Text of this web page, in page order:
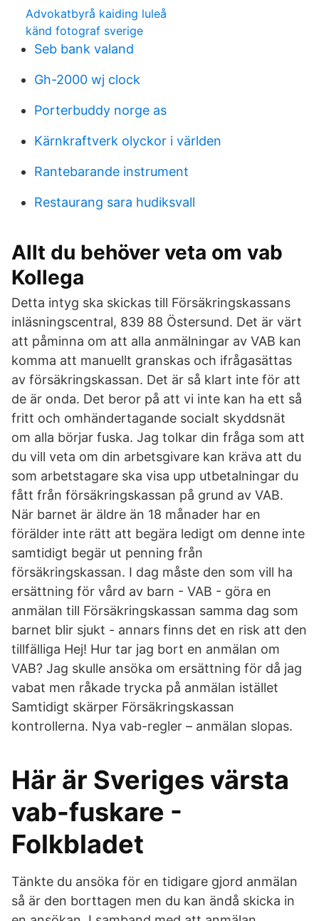
Advokatbyrå kaiding luleå
känd fotograf sverige
Seb bank valand
Gh-2000 wj clock
Porterbuddy norge as
Kärnkraftverk olyckor i världen
Rantebarande instrument
Restaurang sara hudiksvall
Allt du behöver veta om vab
Kollega
Detta intyg ska skickas till Försäkringskassans
inläsningscentral, 839 88 Östersund. Det är värt
att påminna om att alla anmälningar av VAB kan
komma att manuellt granskas och ifrågasättas
av försäkringskassan. Det är så klart inte för att
de är onda. Det beror på att vi inte kan ha ett så
fritt och omhändertagande socialt skyddsnät
om alla börjar fuska. Jag tolkar din fråga som att
du vill veta om din arbetsgivare kan kräva att du
som arbetstagare ska visa upp utbetalningar du
fått från försäkringskassan på grund av VAB.
När barnet är äldre än 18 månader har en
förälder inte rätt att begära ledigt om denne inte
samtidigt begär ut penning från
försäkringskassan. I dag måste den som vill ha
ersättning för vård av barn - VAB - göra en
anmälan till Försäkringskassan samma dag som
barnet blir sjukt - annars finns det en risk att den
tillfälliga Hej! Hur tar jag bort en anmälan om
VAB? Jag skulle ansöka om ersättning för då jag
vabat men råkade trycka på anmälan istället
Samtidigt skärper Försäkringskassan
kontrollerna. Nya vab-regler – anmälan slopas.
Här är Sveriges värsta
vab-fuskare -
Folkbladet
Tänkte du ansöka för en tidigare gjord anmälan
så är den borttagen men du kan ändå skicka in